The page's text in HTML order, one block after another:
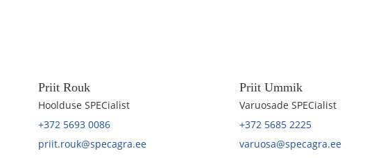
Priit Rouk
Hoolduse SPECialist
+372 5693 0086
priit.rouk@specagra.ee
Priit Ummik
Varuosade SPECialist
+372 5685 2225
varuosa@specagra.ee